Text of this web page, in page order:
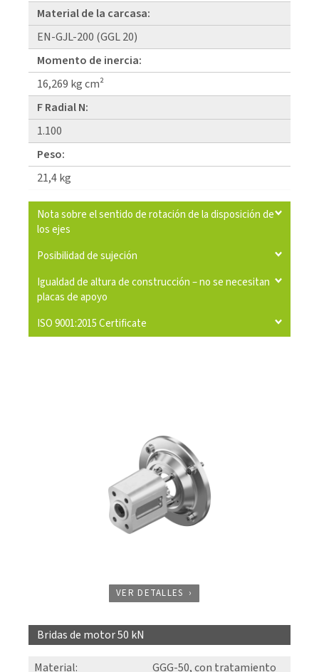
Material de la carcasa:
EN-GJL-200 (GGL 20)
Momento de inercia:
16,269 kg cm²
F Radial N:
1.100
Peso:
21,4 kg
Nota sobre el sentido de rotación de la disposición de
los ejes
Posibilidad de sujeción
Igualdad de altura de construcción – no se necesitan
placas de apoyo
ISO 9001:2015 Certificate
VER DETALLES
Bridas de motor 50 kN
Material: GGG-50, con tratamiento